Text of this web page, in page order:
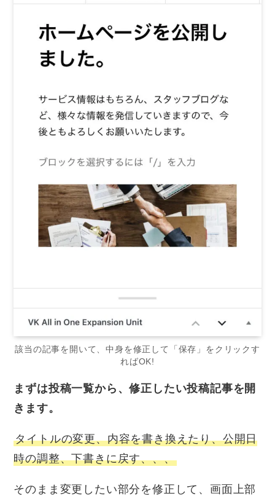
該当の記事を開いて、中身を修正して「保存」をクリックす
ればOK!
まずは投稿一覧から、修正したい投稿記事を開
きます。
タイトルの変更、内容を書き換えたり、公開日
時の調整、下書きに戻す、、、
そのまま変更したい部分を修正して、画面上部